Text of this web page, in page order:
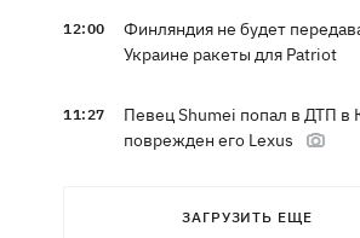
12:00
Финляндия не будет
Украине ракеты для Patriot
11:27
Певец Shumei попал в ДТП в
поврежден его Lexus
летие объявил, что написал
ЗАГРУЗИТЬ ЕЩЕ